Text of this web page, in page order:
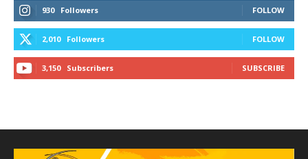
930 Followers FOLLOW
2,010 Followers FOLLOW
3,150 Subscribers SUBSCRIBE